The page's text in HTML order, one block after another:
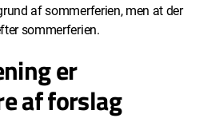
af sommerferien, men at der
sommerferien.
er
af forslag